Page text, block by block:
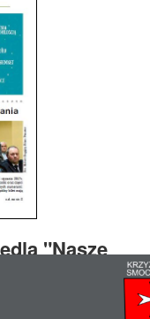
"Nasze
Nr 2/2016